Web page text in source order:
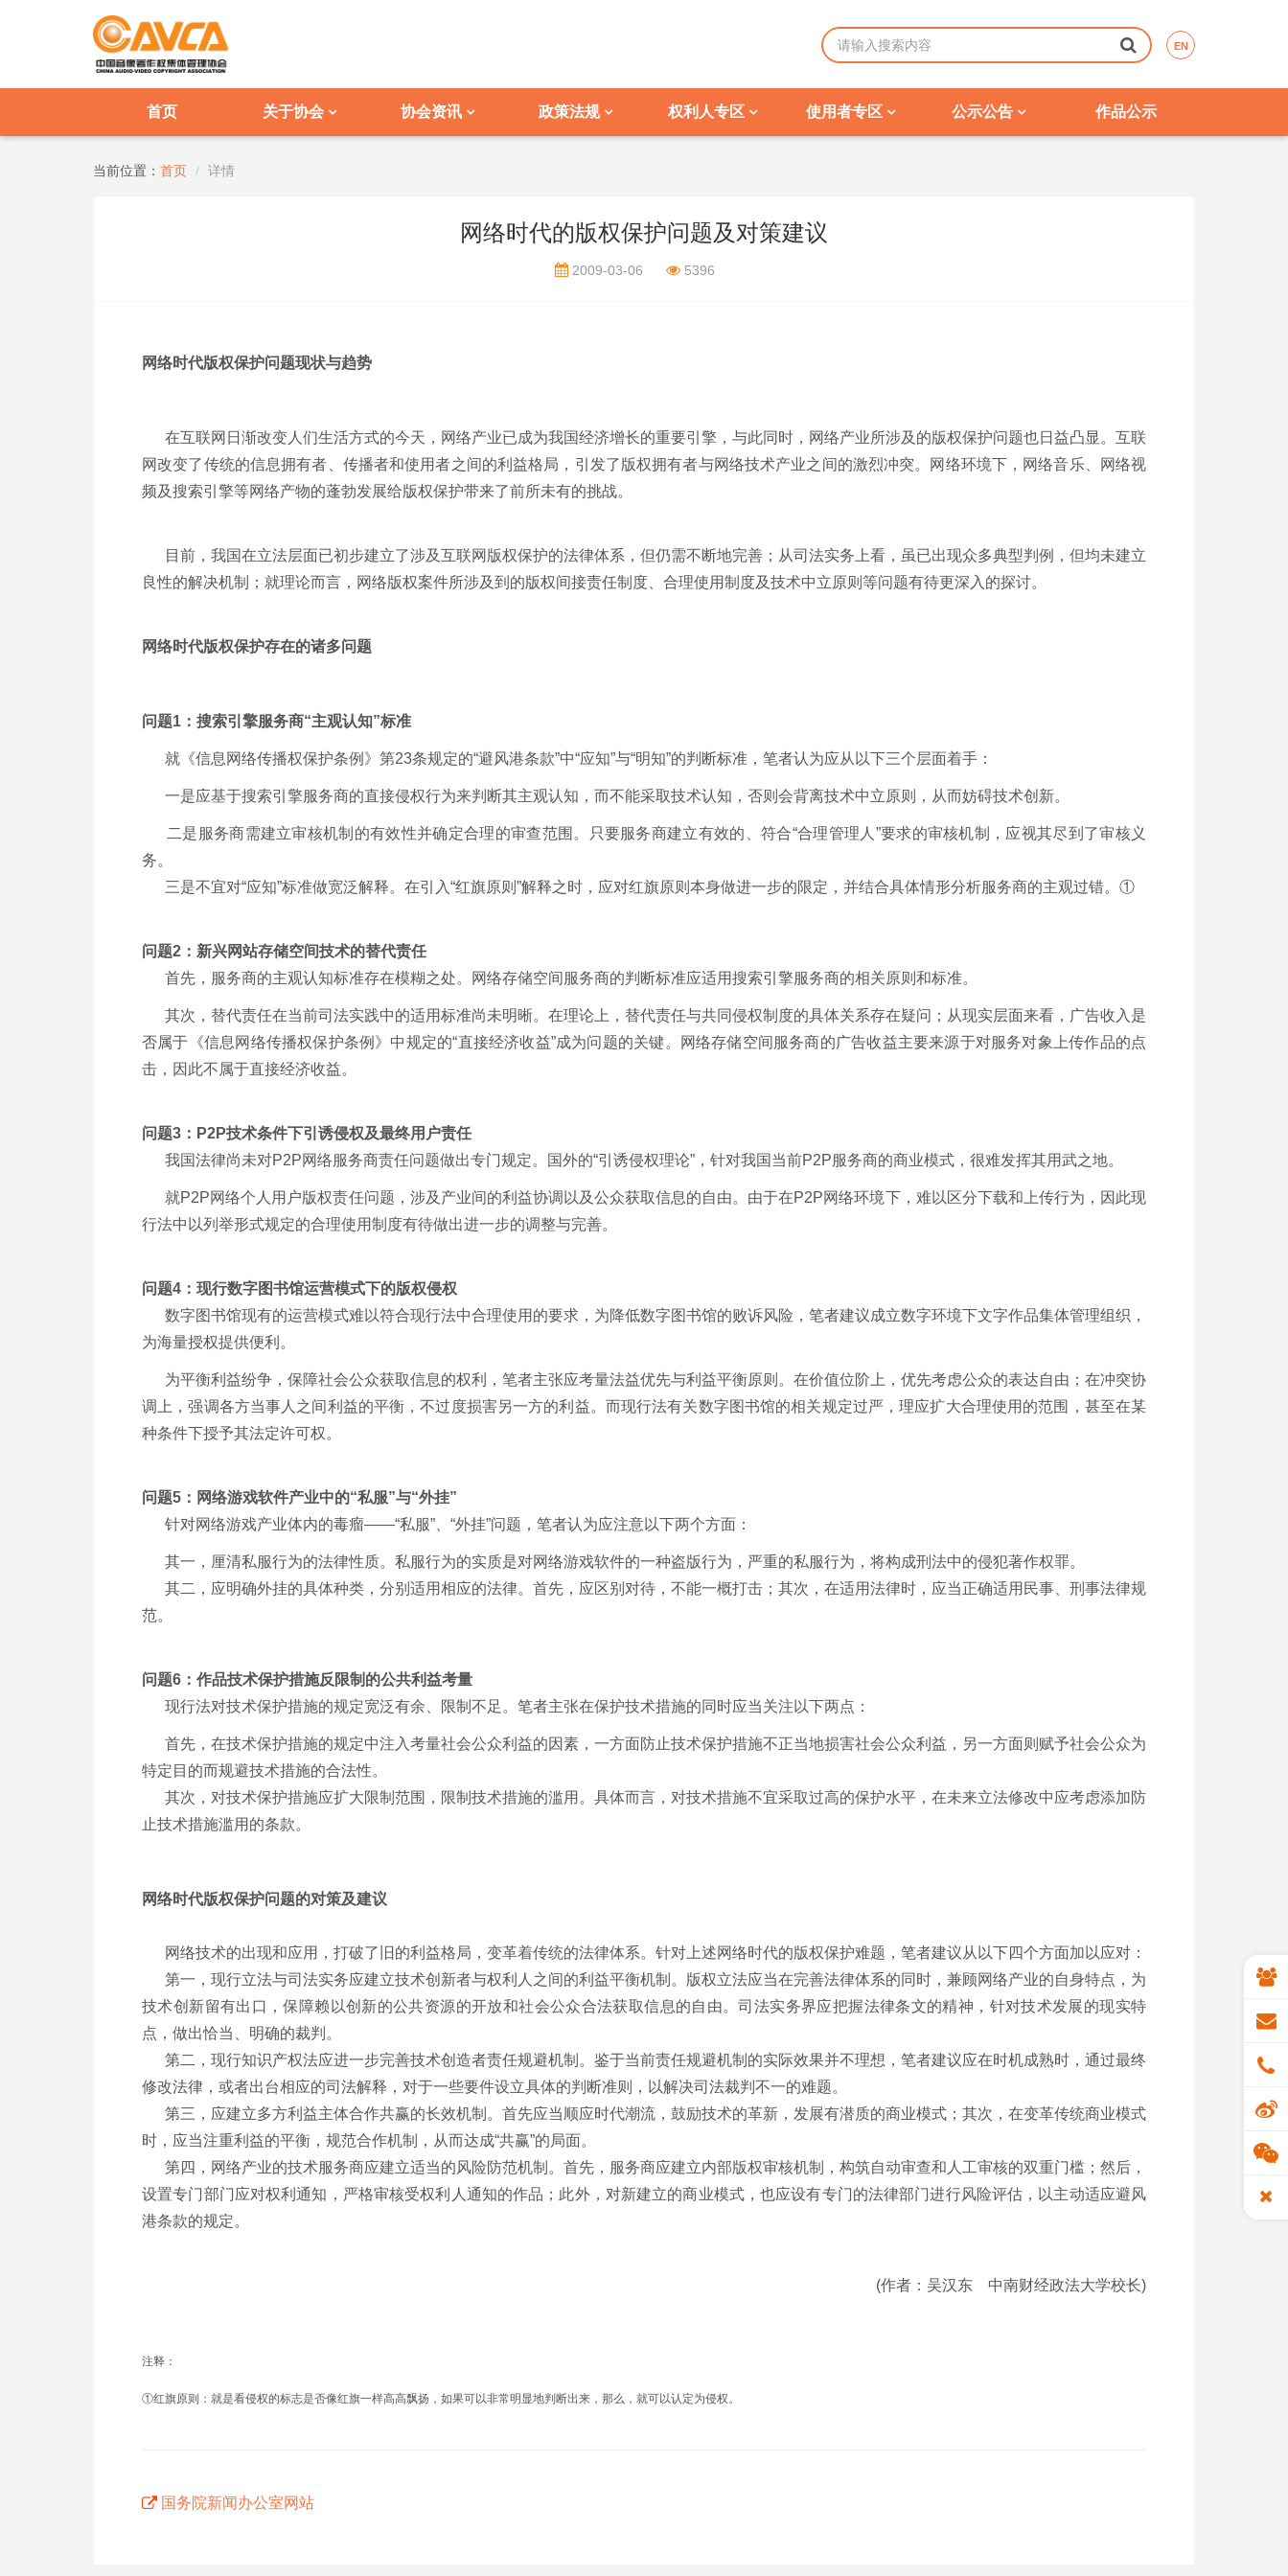
EN
首页 关于协会 协会资讯 政策法规 权利人专区 使用者专区 公示公告 作品公示
当前位置： 首页 详情
网络时代的版权保护问题及对策建议
2009-03-06 5396
网络时代版权保护问题现状与趋势
在互联网日渐改变人们生活方式的今天，网络产业已成为我国经济增长的重要引擎，与此同时，网络产业所涉及的版权保护问题也日益凸显。互联
网改变了传统的信息拥有者、传播者和使用者之间的利益格局，引发了版权拥有者与网络技术产业之间的激烈冲突。网络环境下，网络音乐、网络视
频及搜索引擎等网络产物的蓬勃发展给版权保护带来了前所未有的挑战。
目前，我国在立法层面已初步建立了涉及互联网版权保护的法律体系，但仍需不断地完善；从司法实务上看，虽已出现众多典型判例，但均未建立
良性的解决机制；就理论而言，网络版权案件所涉及到的版权间接责任制度、合理使用制度及技术中立原则等问题有待更深入的探讨。
网络时代版权保护存在的诸多问题
问题1：搜索引擎服务商“主观认知”标准
就《信息网络传播权保护条例》第23条规定的“避风港条款”中“应知”与“明知”的判断标准，笔者认为应从以下三个层面着手：
一是应基于搜索引擎服务商的直接侵权行为来判断其主观认知，而不能采取技术认知，否则会背离技术中立原则，从而妨碍技术创新。
二是服务商需建立审核机制的有效性并确定合理的审查范围。只要服务商建立有效的、符合“合理管理人”要求的审核机制，应视其尽到了审核义
务。
三是不宜对“应知”标准做宽泛解释。在引入“红旗原则”解释之时，应对红旗原则本身做进一步的限定，并结合具体情形分析服务商的主观过错。①
问题2：新兴网站存储空间技术的替代责任
首先，服务商的主观认知标准存在模糊之处。网络存储空间服务商的判断标准应适用搜索引擎服务商的相关原则和标准。
其次，替代责任在当前司法实践中的适用标准尚未明晰。在理论上，替代责任与共同侵权制度的具体关系存在疑问；从现实层面来看，广告收入是
否属于《信息网络传播权保护条例》中规定的“直接经济收益”成为问题的关键。网络存储空间服务商的广告收益主要来源于对服务对象上传作品的点
击，因此不属于直接经济收益。
问题3：P2P技术条件下引诱侵权及最终用户责任
我国法律尚未对P2P网络服务商责任问题做出专门规定。国外的“引诱侵权理论”，针对我国当前P2P服务商的商业模式，很难发挥其用武之地。
就P2P网络个人用户版权责任问题，涉及产业间的利益协调以及公众获取信息的自由。由于在P2P网络环境下，难以区分下载和上传行为，因此现
行法中以列举形式规定的合理使用制度有待做出进一步的调整与完善。
问题4：现行数字图书馆运营模式下的版权侵权
数字图书馆现有的运营模式难以符合现行法中合理使用的要求，为降低数字图书馆的败诉风险，笔者建议成立数字环境下文字作品集体管理组织，
为海量授权提供便利。
为平衡利益纷争，保障社会公众获取信息的权利，笔者主张应考量法益优先与利益平衡原则。在价值位阶上，优先考虑公众的表达自由；在冲突协
调上，强调各方当事人之间利益的平衡，不过度损害另一方的利益。而现行法有关数字图书馆的相关规定过严，理应扩大合理使用的范围，甚至在某
种条件下授予其法定许可权。
问题5：网络游戏软件产业中的“私服”与“外挂”
针对网络游戏产业体内的毒瘤——“私服”、“外挂”问题，笔者认为应注意以下两个方面：
其一，厘清私服行为的法律性质。私服行为的实质是对网络游戏软件的一种盗版行为，严重的私服行为，将构成刑法中的侵犯著作权罪。
其二，应明确外挂的具体种类，分别适用相应的法律。首先，应区别对待，不能一概打击；其次，在适用法律时，应当正确适用民事、刑事法律规
范。
问题6：作品技术保护措施反限制的公共利益考量
现行法对技术保护措施的规定宽泛有余、限制不足。笔者主张在保护技术措施的同时应当关注以下两点：
首先，在技术保护措施的规定中注入考量社会公众利益的因素，一方面防止技术保护措施不正当地损害社会公众利益，另一方面则赋予社会公众为
特定目的而规避技术措施的合法性。
其次，对技术保护措施应扩大限制范围，限制技术措施的滥用。具体而言，对技术措施不宜采取过高的保护水平，在未来立法修改中应考虑添加防
止技术措施滥用的条款。
网络时代版权保护问题的对策及建议
网络技术的出现和应用，打破了旧的利益格局，变革着传统的法律体系。针对上述网络时代的版权保护难题，笔者建议从以下四个方面加以应对：
第一，现行立法与司法实务应建立技术创新者与权利人之间的利益平衡机制。版权立法应当在完善法律体系的同时，兼顾网络产业的自身特点，为
技术创新留有出口，保障赖以创新的公共资源的开放和社会公众合法获取信息的自由。司法实务界应把握法律条文的精神，针对技术发展的现实特
点，做出恰当、明确的裁判。
第二，现行知识产权法应进一步完善技术创造者责任规避机制。鉴于当前责任规避机制的实际效果并不理想，笔者建议应在时机成熟时，通过最终
修改法律，或者出台相应的司法解释，对于一些要件设立具体的判断准则，以解决司法裁判不一的难题。
第三，应建立多方利益主体合作共赢的长效机制。首先应当顺应时代潮流，鼓励技术的革新，发展有潜质的商业模式；其次，在变革传统商业模式
时，应当注重利益的平衡，规范合作机制，从而达成“共赢”的局面。
第四，网络产业的技术服务商应建立适当的风险防范机制。首先，服务商应建立内部版权审核机制，构筑自动审查和人工审核的双重门槛；然后，
设置专门部门应对权利通知，严格审核受权利人通知的作品；此外，对新建立的商业模式，也应设有专门的法律部门进行风险评估，以主动适应避风
港条款的规定。
(作者：吴汉东 中南财经政法大学校长)
注释：
①红旗原则：就是看侵权的标志是否像红旗一样高高飘扬，如果可以非常明显地判断出来，那么，就可以认定为侵权。
国务院新闻办公室网站